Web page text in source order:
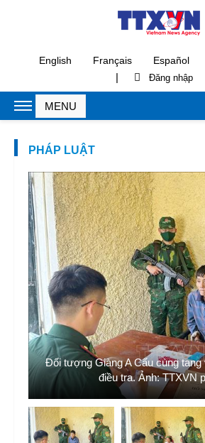
English Français Español
|
PHÁP LUẬT
Đối tượng Giàng A Cấu cùng tang
điều tra. Ảnh: TTXVN